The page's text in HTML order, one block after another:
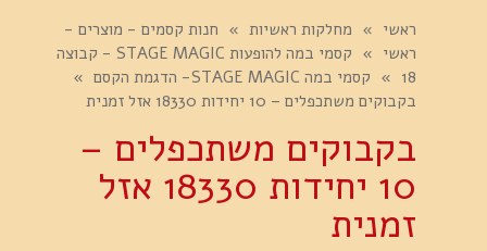
ראשי » מחלקות ראשיות » חנות קסמים - מוצרים -
ראשי »
קסמי במה להופעות STAGE MAGIC - קבוצה
18
» קסמי במה STAGE MAGIC- הדגמת הקסם
»
בקבוקים משתכפלים – 10 יחידות 18330 אזל זמנית
בקבוקים משתכפלים –
10 יחידות 18330 אזל
זמנית